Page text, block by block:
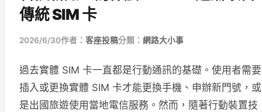
傳統 SIM 卡
2026/6/30作者： 客座投稿分類： 網路大小事
過去實體 SIM 卡一直都是行動通訊的基礎。使用者需要
插入或更換實體 SIM 卡才能更換手機、申辦新門號，或
是出國旅遊使用當地電信服務。然而，隨著行動裝置技